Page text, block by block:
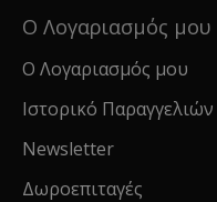
Ο Λογαριασμός μου
Ο Λογαριασμός μου
Ιστορικό Παραγγελιών
Newsletter
Δωροεπιταγές